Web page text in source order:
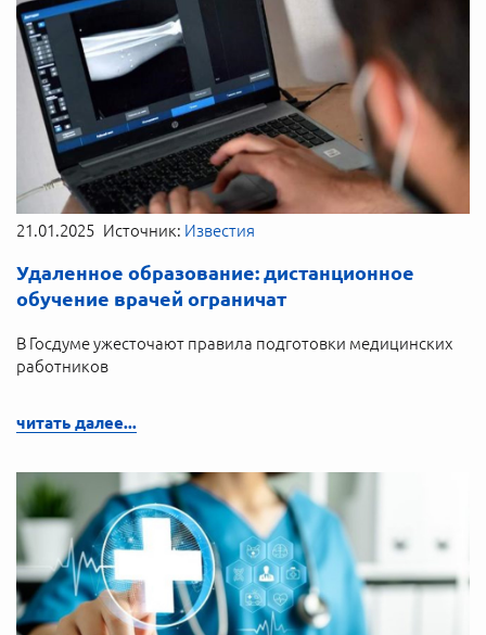
21.01.2025 Источник: Известия
Удаленное образование: дистанционное
обучение врачей ограничат
В Госдуме ужесточают правила подготовки медицинских
работников
читать далее...